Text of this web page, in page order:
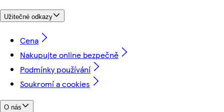
Užitečné odkazy
Cena
Nakupujte online bezpečně
Podmínky používání
Soukromí a cookies
O nás